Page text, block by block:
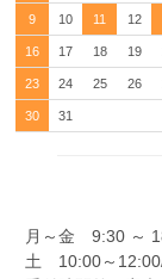
9 10 11 12
16 17 18 19
23 24 25 26
30 31
月～金 9:30 ～
土 10:00～